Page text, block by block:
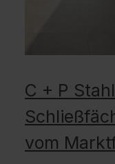
C + P
vom